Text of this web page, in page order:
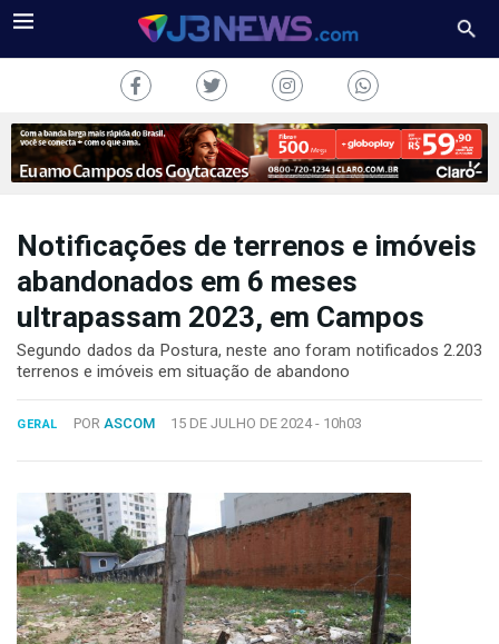
TV
COLUNAS
FALE
CONOSCO
Copyright
Desenvolvido
por
Hesea
Tecnologia
Sistemas
Notificações de terrenos e imóveis
abandonados em 6 meses
ultrapassam 2023, em Campos
Segundo dados da Postura, neste ano foram notificados 2.203
terrenos e imóveis em situação de abandono
GERAL POR ASCOM 15 DE JULHO DE 2024 - 10h03